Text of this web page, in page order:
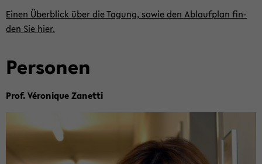
Einen Über­blick über die Ta­gung, sowie den Ab­lauf­plan fin­
den Sie hier.
Per­so­nen
Prof. Véro­ni­que Za­net­ti